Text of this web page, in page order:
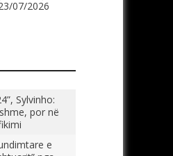
07/2026
Sylvinho:
por në
e